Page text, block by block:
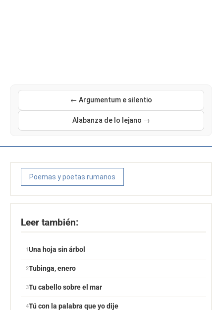
← Argumentum e silentio
Alabanza de lo lejano →
Poemas y poetas rumanos
Leer también:
Una hoja sin árbol
Tubinga, enero
Tu cabello sobre el mar
Tú con la palabra que yo dije